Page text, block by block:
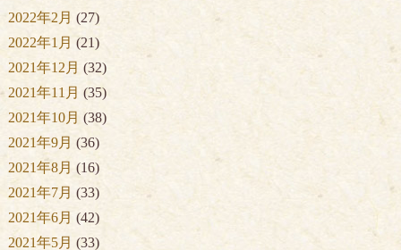
2022年2月 (27)
2022年1月 (21)
2021年12月 (32)
2021年11月 (35)
2021年10月 (38)
2021年9月 (36)
2021年8月 (16)
2021年7月 (33)
2021年6月 (42)
2021年5月 (33)